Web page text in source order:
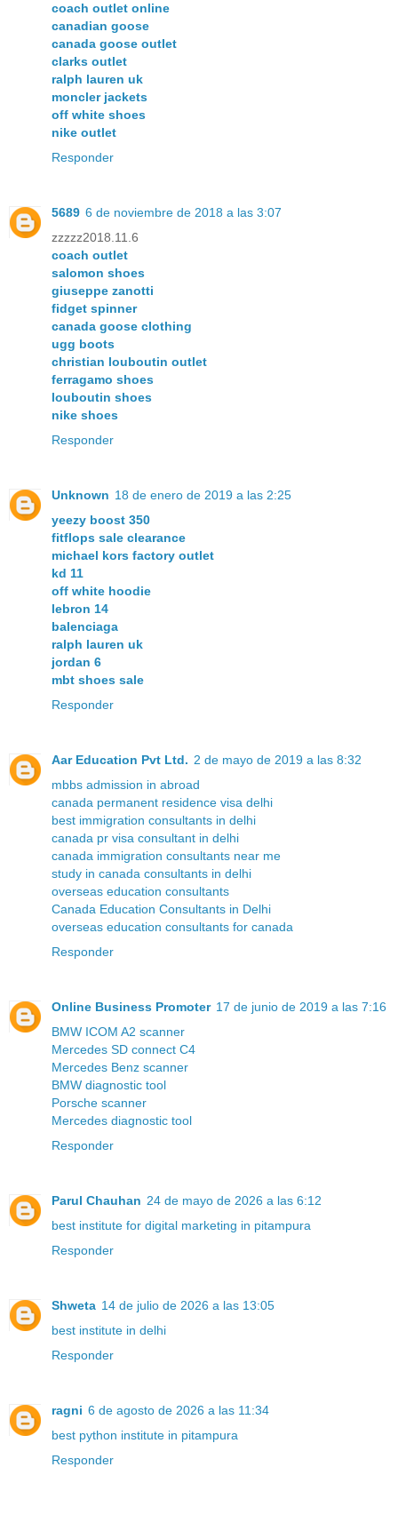
coach outlet online
canadian goose
canada goose outlet
clarks outlet
ralph lauren uk
moncler jackets
off white shoes
nike outlet
Responder
5689 6 de noviembre de 2018 a las 3:07
zzzzz2018.11.6
coach outlet
salomon shoes
giuseppe zanotti
fidget spinner
canada goose clothing
ugg boots
christian louboutin outlet
ferragamo shoes
louboutin shoes
nike shoes
Responder
Unknown 18 de enero de 2019 a las 2:25
yeezy boost 350
fitflops sale clearance
michael kors factory outlet
kd 11
off white hoodie
lebron 14
balenciaga
ralph lauren uk
jordan 6
mbt shoes sale
Responder
Aar Education Pvt Ltd. 2 de mayo de 2019 a las 8:32
mbbs admission in abroad
canada permanent residence visa delhi
best immigration consultants in delhi
canada pr visa consultant in delhi
canada immigration consultants near me
study in canada consultants in delhi
overseas education consultants
Canada Education Consultants in Delhi
overseas education consultants for canada
Responder
Online Business Promoter 17 de junio de 2019 a las 7:16
BMW ICOM A2 scanner
Mercedes SD connect C4
Mercedes Benz scanner
BMW diagnostic tool
Porsche scanner
Mercedes diagnostic tool
Responder
Parul Chauhan 24 de mayo de 2026 a las 6:12
best institute for digital marketing in pitampura
Responder
Shweta 14 de julio de 2026 a las 13:05
best institute in delhi
Responder
ragni 6 de agosto de 2026 a las 11:34
best python institute in pitampura
Responder